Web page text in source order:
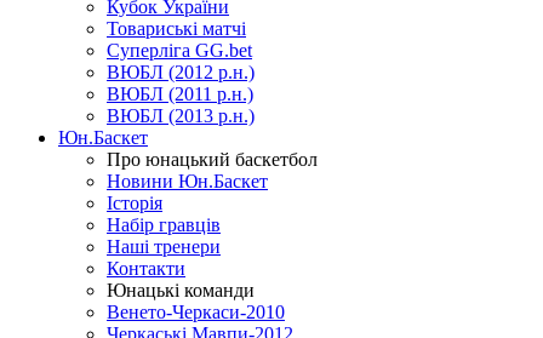
Кубок України
Товариські матчі
Суперліга GG.bet
ВЮБЛ (2012 р.н.)
ВЮБЛ (2011 р.н.)
ВЮБЛ (2013 р.н.)
Юн.Баскет
Про юнацький баскетбол
Новини Юн.Баскет
Історія
Набір гравців
Наші тренери
Контакти
Юнацькі команди
Венето-Черкаси-2010
Черкаські Мавпи-2012